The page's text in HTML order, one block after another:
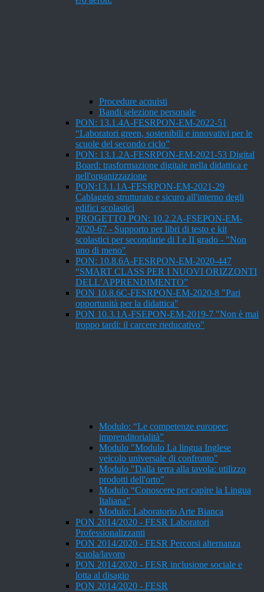
Procedure acquisti
Bandi selezione personale
PON: 13.1.4A-FESRPON-EM-2022-51
“Laboratori green, sostenibili e innovativi per le
scuole del secondo ciclo”
PON: 13.1.2A-FESRPON-EM-2021-53 Digital
Board: trasformazione digitale nella didattica e
nell'organizzazione
PON:13.1.1A-FESRPON-EM-2021-29
Cablaggio strutturato e sicuro all'interno degli
edifici scolastici
PROGETTO PON: 10.2.2A-FSEPON-EM-
2020-67 - Supporto per libri di testo e kit
scolastici per secondarie di I e II grado - "Non
uno di meno"
PON: 10.8.6A-FESRPON-EM-2020-447
“SMART CLASS PER I NUOVI ORIZZONTI
DELL’APPRENDIMENTO”
PON 10.8.6C-FESRPON-EM-2020-8 "Pari
opportunità per la didattica"
PON 10.3.1A-FSEPON-EM-2019-7 "Non è mai
troppo tardi: il carcere rieducativo"
Modulo: “Le competenze europee:
imprenditorialità”
Modulo "Modulo La lingua Inglese
veicolo universale di confronto"
Modulo "Dalla terra alla tavola: utilizzo
prodotti dell'orto"
Modulo “Conoscere per capire la Lingua
Italiana”
Modulo: Laboratorio Arte Bianca
PON 2014/2020 - FESR Laboratori
Professionalizzanti
PON 2014/2020 - FESR Percorsi alternanza
scuola/lavoro
PON 2014/2020 - FESR inclusione sociale e
lotta al disagio
PON 2014/2020 - FESR